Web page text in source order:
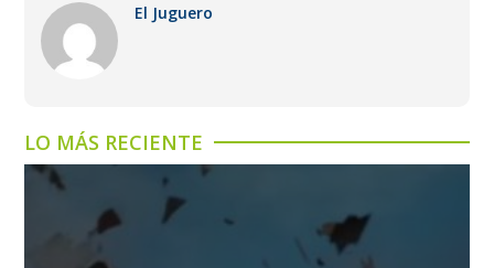
El Juguero
LO MÁS RECIENTE